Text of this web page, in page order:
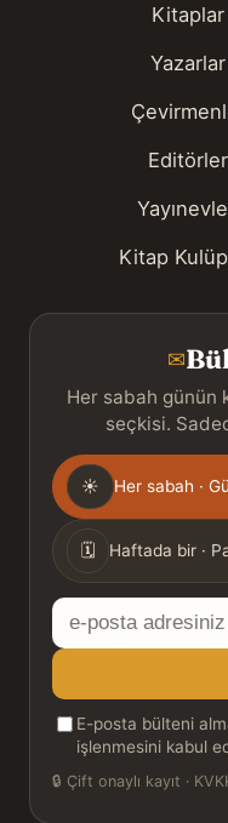
Kitaplar
Yazarlar
Editörler
Kitap
✉
Her sabah günün
seçkisi.
Gönderim
sıklığı
☀ Her sabah ·
🗓 Haftada bir ·
E-
posta
adresiniz
E-posta bülteni
işlenmesini kabul
🔒 Çift onaylı kayıt ·